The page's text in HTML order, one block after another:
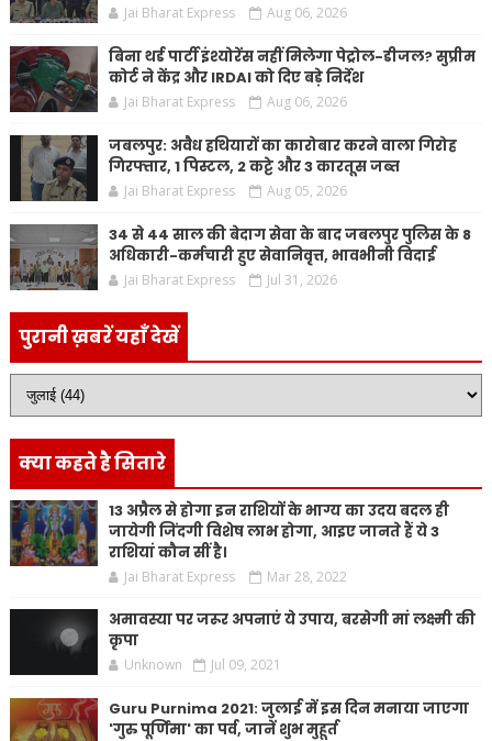
Jai Bharat Express Aug 06, 2026
बिना थर्ड पार्टी इंश्योरेंस नहीं मिलेगा पेट्रोल-डीजल? सुप्रीम
कोर्ट ने केंद्र और IRDAI को दिए बड़े निर्देश
Jai Bharat Express Aug 06, 2026
जबलपुर: अवैध हथियारों का कारोबार करने वाला गिरोह
गिरफ्तार, 1 पिस्टल, 2 कट्टे और 3 कारतूस जब्त
Jai Bharat Express Aug 05, 2026
34 से 44 साल की बेदाग सेवा के बाद जबलपुर पुलिस के 8
अधिकारी-कर्मचारी हुए सेवानिवृत्त, भावभीनी विदाई
Jai Bharat Express Jul 31, 2026
पुरानी ख़बरें यहाँ देखें
क्या कहते है सितारे
13 अप्रैल से होगा इन राशियों के भाग्य का उदय बदल ही
जायेगी जिंदगी विशेष लाभ होगा, आइए जानते हैं ये 3
राशियां कौन सीं है।
Jai Bharat Express Mar 28, 2022
अमावस्या पर जरूर अपनाएं ये उपाय, बरसेगी मां लक्ष्मी की
कृपा
Unknown Jul 09, 2021
Guru Purnima 2021: जुलाई में इस दिन मनाया जाएगा
'गुरु पूर्णिमा' का पर्व, जानें शुभ मुहूर्त